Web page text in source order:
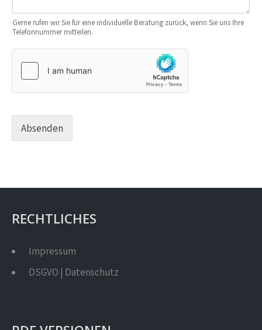
Gerne rufen wir Sie für eine individuelle Beratung zurück, wenn Sie uns Ihre
Telefonnummer mitteilen.
Absenden
RECHTLICHES
Impressum
DSGVO | Datenschutz